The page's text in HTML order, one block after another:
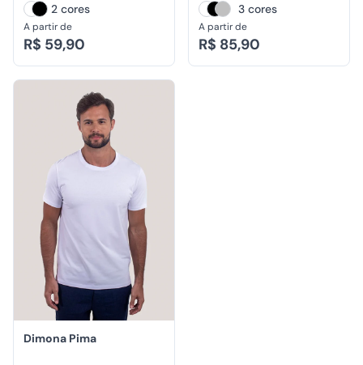
2 cores
A partir de
R$ 59,90
3 cores
A partir de
R$ 85,90
Dimona Pima